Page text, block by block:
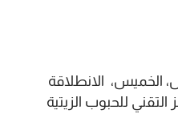
الخميس، الانطلاقة
للحبوب الزيتية